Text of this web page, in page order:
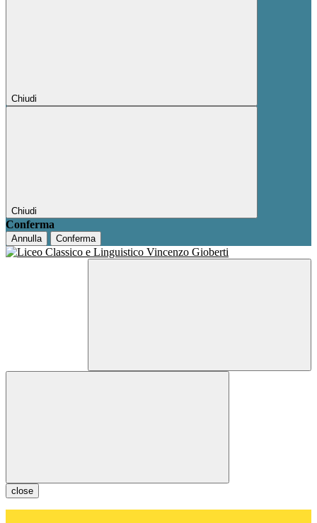
Chiudi
Chiudi
Conferma
Annulla Conferma
close